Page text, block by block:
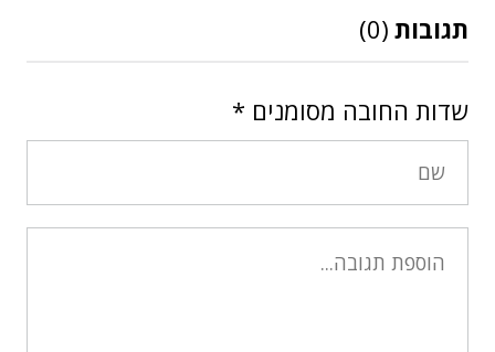
תגובות (0)
שדות החובה מסומנים *